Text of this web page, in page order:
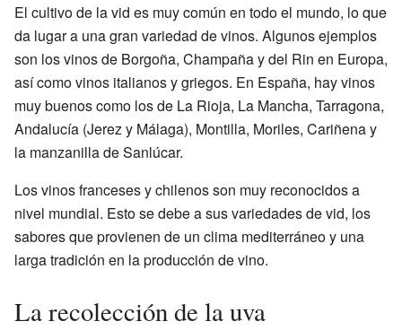
El cultivo de la vid es muy común en todo el mundo, lo que
da lugar a una gran variedad de vinos. Algunos ejemplos
son los vinos de Borgoña, Champaña y del Rin en Europa,
así como vinos italianos y griegos. En España, hay vinos
muy buenos como los de La Rioja, La Mancha, Tarragona,
Andalucía (Jerez y Málaga), Montilla, Moriles, Cariñena y
la manzanilla de Sanlúcar.
Los vinos franceses y chilenos son muy reconocidos a
nivel mundial. Esto se debe a sus variedades de vid, los
sabores que provienen de un clima mediterráneo y una
larga tradición en la producción de vino.
La recolección de la uva